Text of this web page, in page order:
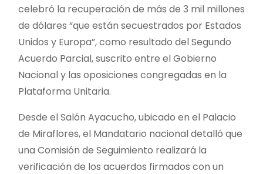
celebró la recuperación de más de 3 mil millones
de dólares “que están secuestrados por Estados
Unidos y Europa”, como resultado del Segundo
Acuerdo Parcial, suscrito entre el Gobierno
Nacional y las oposiciones congregadas en la
Plataforma Unitaria.
Desde el Salón Ayacucho, ubicado en el Palacio
de Miraflores, el Mandatario nacional detalló que
una Comisión de Seguimiento realizará la
verificación de los acuerdos firmados con un